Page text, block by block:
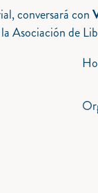
conversará con
Asociación de